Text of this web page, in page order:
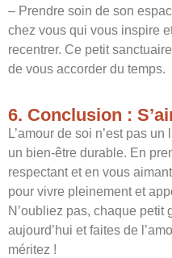
– Prendre soin de son
chez vous qui vous inspire
recentrer. Ce petit
de vous accorder du temps.
6. Conclusion :
L’amour de soi n’est pas
un bien-être durable. En
respectant et en vous
pour vivre pleinement et
N’oubliez pas, chaque petit
aujourd’hui et faites de
méritez !